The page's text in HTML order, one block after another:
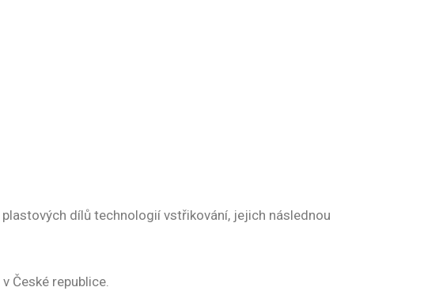
dílů technologií vstřikování, jejich následnou
České republice.